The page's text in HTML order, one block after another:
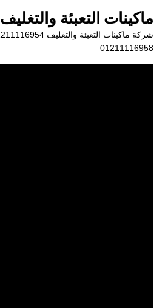
المحتوى
ماكينات التعبئة والتغليف
01211116958